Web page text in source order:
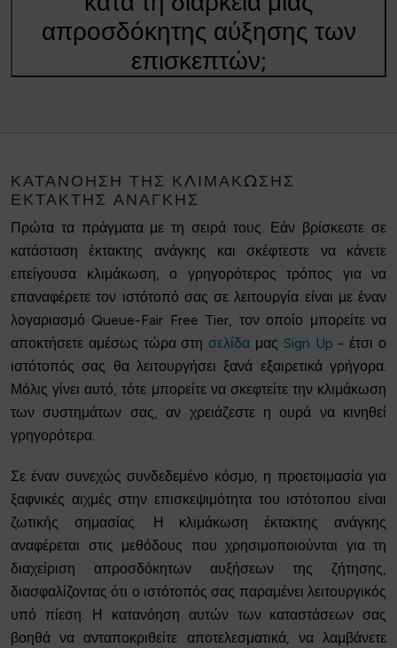
απροσδόκητης αύξησης των
επισκεπτών;
ΚΑΤΑΝΌΗΣΗ ΤΗΣ ΚΛΙΜΆΚΩΣΗΣ
ΈΚΤΑΚΤΗΣ ΑΝΆΓΚΗΣ
Πρώτα τα πράγματα με τη σειρά τους. Εάν βρίσκεστε σε
κατάσταση έκτακτης ανάγκης και σκέφτεστε να κάνετε
επείγουσα κλιμάκωση, ο γρηγορότερος τρόπος για να
επαναφέρετε τον ιστότοπό σας σε λειτουργία είναι με έναν
λογαριασμό Queue-Fair Free Tier, τον οποίο μπορείτε να
αποκτήσετε αμέσως τώρα στη σελίδα μας Sign Up - έτσι ο
ιστότοπός σας θα λειτουργήσει ξανά εξαιρετικά γρήγορα.
Μόλις γίνει αυτό, τότε μπορείτε να σκεφτείτε την κλιμάκωση
των συστημάτων σας, αν χρειάζεστε η ουρά να κινηθεί
γρηγορότερα.
Σε έναν συνεχώς συνδεδεμένο κόσμο, η προετοιμασία για
ξαφνικές αιχμές στην επισκεψιμότητα του ιστότοπου είναι
ζωτικής σημασίας. Η κλιμάκωση έκτακτης ανάγκης
αναφέρεται στις μεθόδους που χρησιμοποιούνται για τη
διαχείριση απροσδόκητων αυξήσεων της ζήτησης,
διασφαλίζοντας ότι ο ιστότοπός σας παραμένει λειτουργικός
υπό πίεση. Η κατανόηση αυτών των καταστάσεων σας
βοηθά να ανταποκριθείτε αποτελεσματικά, να λαμβάνετε